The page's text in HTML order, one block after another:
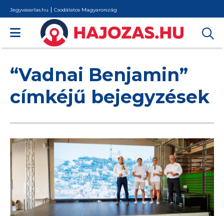
Jegyvasarlas.hu Csodálatos Magyarország
“Vadnai Benjamin”
címkéjű bejegyzések